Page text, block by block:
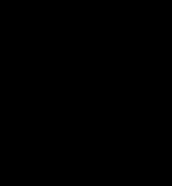
hinweg.